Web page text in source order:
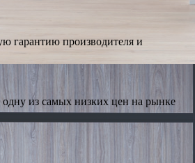
гарантию производителя и
из самых низких цен на рынке